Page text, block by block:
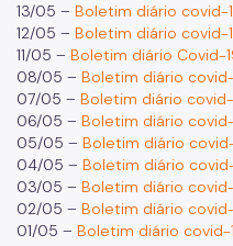
13/05 – Boletim diário covid-
12/05 – Boletim diário covid-
11/05 – Boletim diário Covid-
08/05 – Boletim diário
07/05 – Boletim diário
06/05 – Boletim diário
05/05 – Boletim diário
04/05 – Boletim diário
03/05 – Boletim diário
02/05 – Boletim diário
01/05 – Boletim diário covid-